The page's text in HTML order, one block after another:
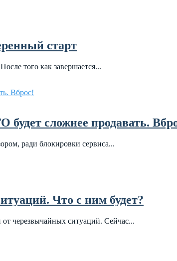
старт
того как завершается...
сложнее продавать.
ради блокировки сервиса...
Что с ним будет?
черезвычайных ситуаций. Сейчас...